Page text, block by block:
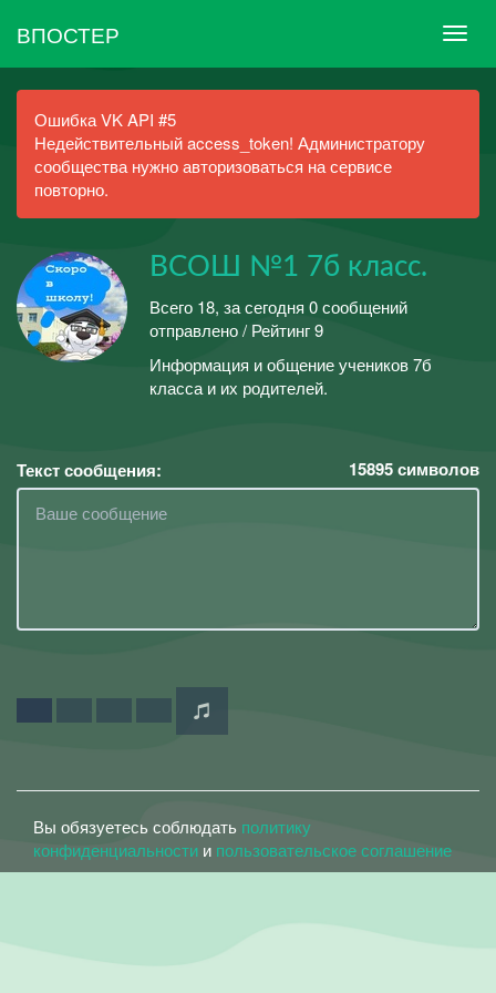
ВПОСТЕР
Ошибка VK API #5
Недействительный access_token! Администратору
сообщества нужно авторизоваться на сервисе
повторно.
ВСОШ №1 7б класс.
Всего 18, за сегодня 0 сообщений
отправлено / Рейтинг 9
Информация и общение учеников 7б
класса и их родителей.
Текст сообщения: 15895символов
Вы обязуетесь соблюдать политику
конфиденциальности и пользовательское соглашение